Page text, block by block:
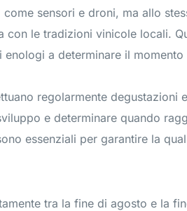
sensori e droni, ma allo
con le tradizioni vinicole locali.
a determinare il
regolarmente degustazioni
e determinare quando
essenziali per garantire la
tra la fine di agosto e la